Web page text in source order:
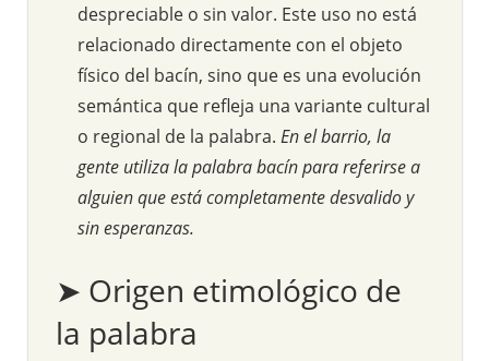
despreciable o sin valor. Este uso no está
relacionado directamente con el objeto
físico del bacín, sino que es una evolución
semántica que refleja una variante cultural
o regional de la palabra. En el barrio, la
gente utiliza la palabra bacín para referirse a
alguien que está completamente desvalido y
sin esperanzas.
➤ Origen etimológico de
la palabra